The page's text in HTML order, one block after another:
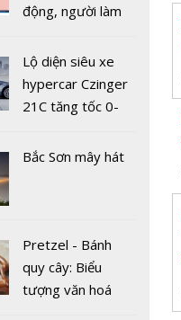
Bộ Quy tắc ứng
xử mạng xã hội
người dùng
động, người làm
hàng tại khu dịch
vụ trong dịch
Covid-19
Lộ diện siêu xe
hypercar Czinger
21C tăng tốc 0-
2 giây
Bắc Sơn mây hát
Pretzel - Bánh
quy cây: Biểu
tượng văn hoá